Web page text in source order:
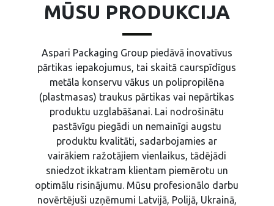
MŪSU PRODUKCIJA
Aspari Packaging Group piedāvā inovatīvus
pārtikas iepakojumus, tai skaitā caurspīdīgus
metāla konservu vākus un polipropilēna
(plastmasas) traukus pārtikas vai nepārtikas
produktu uzglabāšanai. Lai nodrošinātu
pastāvīgu piegādi un nemainīgi augstu
produktu kvalitāti, sadarbojamies ar
vairākiem ražotājiem vienlaikus, tādējādi
sniedzot ikkatram klientam piemērotu un
optimālu risinājumu. Mūsu profesionālo darbu
novērtējuši uzņēmumi Latvijā, Polijā, Ukrainā,